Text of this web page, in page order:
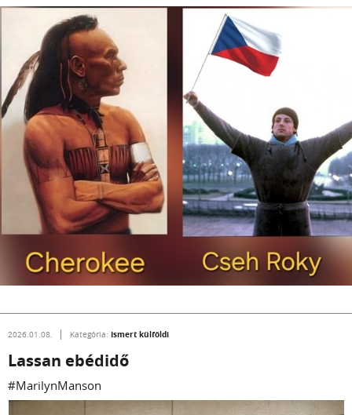
2026.01.08. Kategória: Ismert külföldi
Lassan ebédidő
#MarilynManson